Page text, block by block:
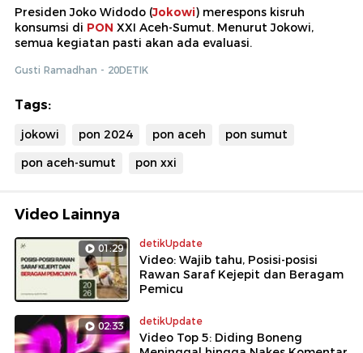
Presiden Joko Widodo (Jokowi) merespons kisruh
konsumsi di PON XXI Aceh-Sumut. Menurut Jokowi,
semua kegiatan pasti akan ada evaluasi.
Gusti Ramadhan - 20DETIK
Tags:
jokowi pon 2024 pon aceh
pon sumut
pon aceh-sumut
pon xxi
Video Lainnya
01:29 detikUpdate
Video: Wajib tahu, Posisi-posisi
Rawan Saraf Kejepit dan Beragam
Pemicu
02:33 detikUpdate
Video Top 5: Diding Boneng